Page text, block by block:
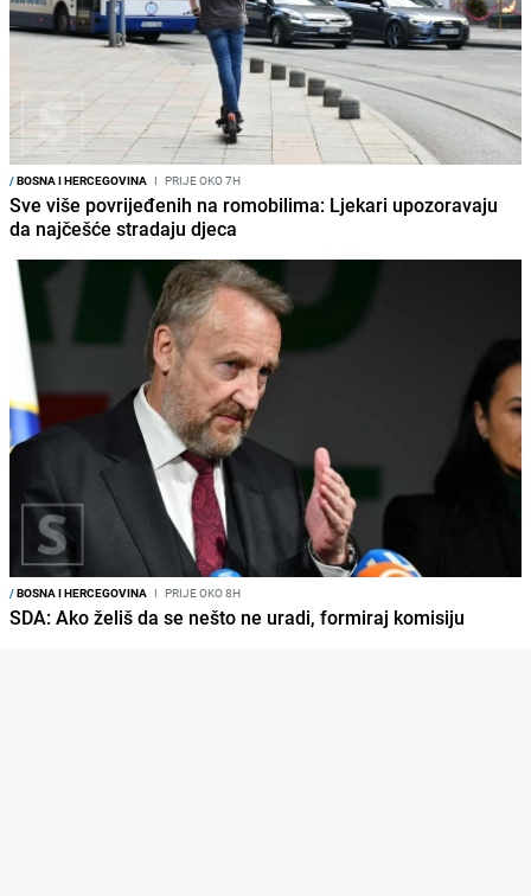
/BOSNA I HERCEGOVINA I PRIJE OKO 7H
Sve više povrijeđenih na romobilima: Ljekari upozoravaju
da najčešće stradaju djeca
/BOSNA I HERCEGOVINA I PRIJE OKO 8H
SDA: Ako želiš da se nešto ne uradi, formiraj komisiju